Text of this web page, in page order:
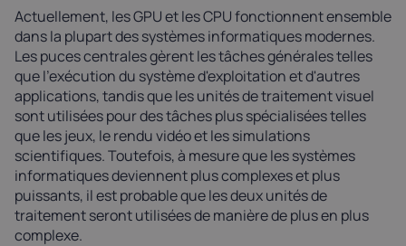
Actuellement, les GPU et les CPU fonctionnent ensemble
dans la plupart des systèmes informatiques modernes.
Les puces centrales gèrent les tâches générales telles
que l'exécution du système d'exploitation et d'autres
applications, tandis que les unités de traitement visuel
sont utilisées pour des tâches plus spécialisées telles
que les jeux, le rendu vidéo et les simulations
scientifiques. Toutefois, à mesure que les systèmes
informatiques deviennent plus complexes et plus
puissants, il est probable que les deux unités de
traitement seront utilisées de manière de plus en plus
complexe.